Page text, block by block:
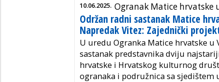
10.06.2025. Ogranak Matice hrvatske
Održan radni sastanak Matice
Napredak Vitez: Zajednički
U uredu Ogranka Matice hrvatske u
sastanak predstavnika dviju
hrvatske i Hrvatskog kulturnog
ogranaka i podružnica sa sjedištem